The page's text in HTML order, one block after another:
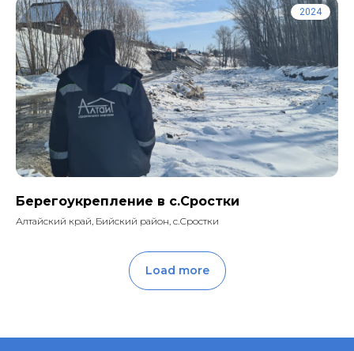
2024
Берегоукрепление в с.Сростки
Алтайский край, Бийский район, с.Сростки
Load more